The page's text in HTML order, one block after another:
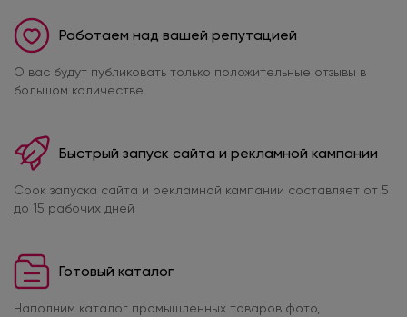
Работаем над вашей репутацией
О вас будут публиковать только положительные отзывы в
большом количестве
Быстрый запуск сайта и рекламной кампании
Срок запуска сайта и рекламной кампании составляет от 5
до 15 рабочих дней
Готовый каталог
Наполним каталог промышленных товаров фото,